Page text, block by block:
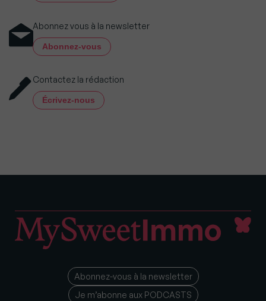
Abonnez vous à la newsletter
Abonnez-vous
Contactez la rédaction
Écrivez-nous
Abonnez-vous à la newsletter
Je m’abonne aux PODCASTS